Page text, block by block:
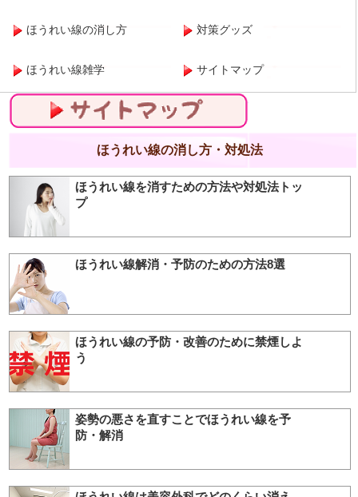
ほうれい線の消し方 対策グッズ
ほうれい線雑学 サイトマップ
ほうれい線の消し方・対処法
ほうれい線を消すための方法や対処法トッ
プ
ほうれい線解消・予防のための方法8選
ほうれい線の予防・改善のために禁煙しよ
う
姿勢の悪さを直すことでほうれい線を予
防・解消